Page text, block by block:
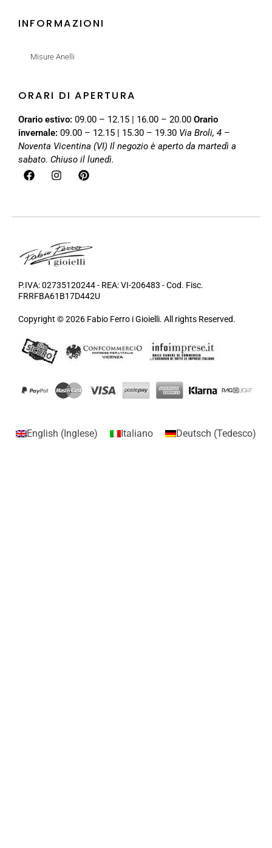
INFORMAZIONI
Misure Anelli
ORARI DI APERTURA
Orario estivo: 09.00 – 12.15 | 16.00 – 20.00 Orario
invernale: 09.00 – 12.15 | 15.30 – 19.30 Via Broli, 4 –
Noventa Vicentina (VI) Il negozio è aperto da martedì a
sabato. Chiuso il lunedì.
P.IVA: 02735120244 - REA: VI-206483 - Cod. Fisc.
FRRFBA61B17D442U
Copyright © 2026 Fabio Ferro i Gioielli. All rights Reserved.
English (Inglese) Italiano Deutsch (Tedesco)